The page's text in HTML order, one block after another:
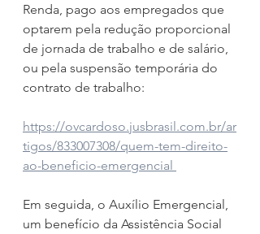
Renda, pago aos empregados que
optarem pela redução proporcional
de jornada de trabalho e de salário,
ou pela suspensão temporária do
contrato de trabalho:
https://ovcardoso.jusbrasil.com.br/ar
tigos/833007308/quem-tem-direito-
ao-beneficio-emergencial
Em seguida, o Auxílio Emergencial,
um benefício da Assistência Social